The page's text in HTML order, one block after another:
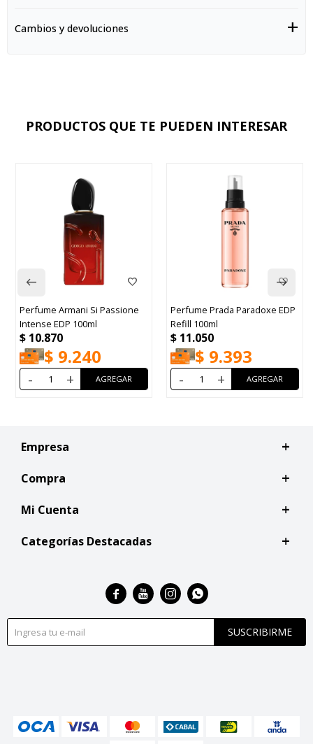
Cambios y devoluciones
PRODUCTOS QUE TE PUEDEN INTERESAR
Perfume Armani Si Passione
Intense EDP 100ml
$ 10.870
$ 9.240
- +
Perfume Prada Paradoxe EDP
Refill 100ml
$ 11.050
$ 9.393
- +
Empresa
Compra
Mi Cuenta
Categorías Destacadas
SUSCRIBIRME
   